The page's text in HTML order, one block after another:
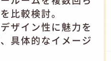
比較検討。
ザイン性に魅力を
具体的なイメージ